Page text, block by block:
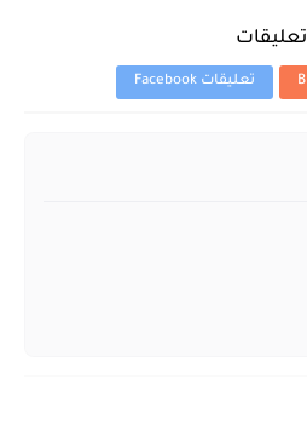
تعليقات
تعليقات Facebook